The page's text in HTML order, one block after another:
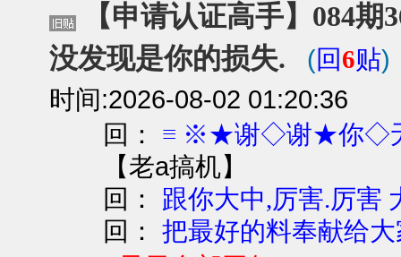
【申请认证高手】084
没发现是你的损失.
(回6贴)
时间:2026-08-02 01:20:36
回： ≡ ※★谢◇谢★你◇
【老a搞机】
回： 跟你大中,厉害.厉害
回：把最好的料奉献给